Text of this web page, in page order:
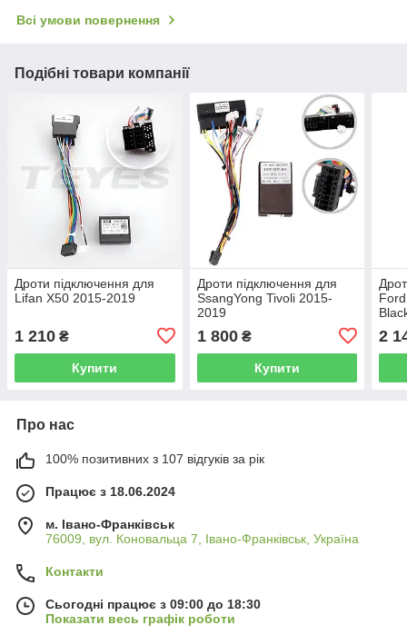
Всі умови повернення
Подібні товари компанії
Дроти підключення для
Lifan X50 2015-2019
1 210 ₴
Купити
Дроти підключення для
SsangYong Tivoli 2015-
2019
1 800₴
Купити
2
Про нас
100% позитивних з 107 відгуків за рік
Працює з 18.06.2024
м. Івано-Франківськ
76009, вул. Коновальца 7, Івано-Франківськ, Україна
Контакти
Сьогодні працює з 09:00 до 18:30
Показати весь графік роботи